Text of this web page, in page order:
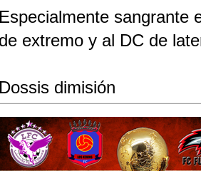
Especialmente sangrante
de extremo y al DC de
Dossis dimisión